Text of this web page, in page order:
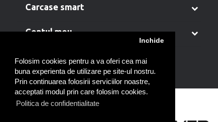
Folosim cookies pentru a va oferi cea mai
buna experienta de utilizare pe site-ul nostru.
Prin continuarea folosirii serviciilor noastre,
acceptati modul prin care folosim cookies.
Politica de confidentialitate
Inchide
carcase smart
contul meu